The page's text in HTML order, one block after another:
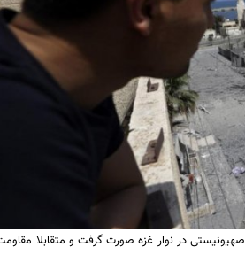
در نوار غزه صورت گرفت و متقابلا